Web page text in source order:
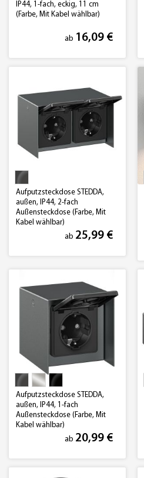
IP44, 1-fach, eckig, 11 cm
(Farbe, Mit Kabel wählbar)
ab 16,09 €
Aufputzsteckdose STEDDA,
außen, IP44, 2-fach
Außensteckdose (Farbe, Mit
Kabel wählbar)
ab 25,99 €
Aufputzsteckdose STEDDA,
außen, IP44, 1-fach
Außensteckdose (Farbe, Mit
Kabel wählbar)
ab 20,99 €